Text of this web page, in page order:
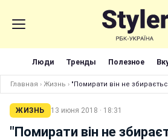
Люди Тренды Полезное
Главная › Жизнь › "Помирати він не
ЖИЗНЬ 13 июня 2018 · 18:31
"Помирати він не